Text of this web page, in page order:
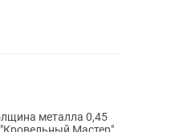
металла 0,45